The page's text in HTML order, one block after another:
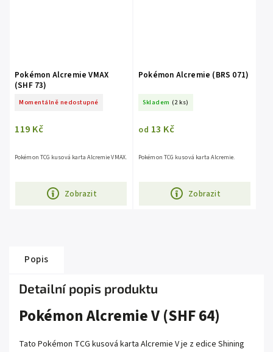
Pokémon Alcremie VMAX
(SHF 73)
Momentálně nedostupné
119 Kč
Zobrazit
Pokémon TCG kusová karta Alcremie VMAX.
Pokémon Alcremie (BRS 071)
Skladem (2 ks)
od 13 Kč
Zobrazit
Pokémon TCG kusová karta Alcremie.
Popis
Detailní popis produktu
Pokémon Alcremie V (SHF 64)
Tato Pokémon TCG kusová karta Alcremie V je z edice Shining